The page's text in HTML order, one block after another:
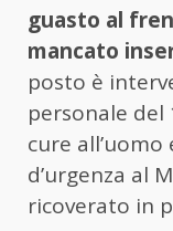
guasto al
mancato
posto è
personale del
cure
d’urgenza al
ricoverato in